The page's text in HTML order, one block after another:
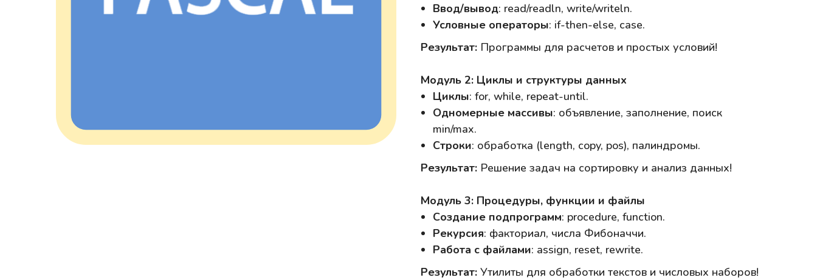
Ввод/вывод: read/readln, write/writeln.
Условные операторы: if-then-else, case.
Результат: Программы для расчетов и простых условий!
Модуль 2: Циклы и структуры данных
Циклы: for, while, repeat-until.
Одномерные массивы: объявление, заполнение, поиск
min/max.
Строки: обработка (length, copy, pos), палиндромы.
Результат: Решение задач на сортировку и анализ данных!
Модуль 3: Процедуры, функции и файлы
Создание подпрограмм: procedure, function.
Рекурсия: факториал, числа Фибоначчи.
Работа с файлами: assign, reset, rewrite.
Результат: Утилиты для обработки текстов и числовых наборов!